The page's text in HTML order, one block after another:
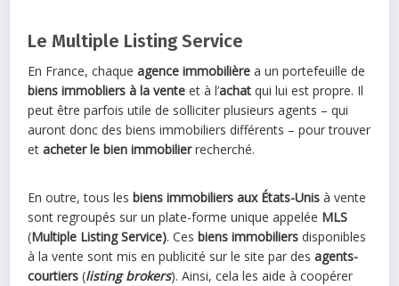
Le Multiple Listing Service
En France, chaque agence immobilière a un portefeuille de
biens immobliers à la vente et à l’achat qui lui est propre. Il
peut être parfois utile de solliciter plusieurs agents – qui
auront donc des biens immobiliers différents – pour trouver
etacheter le bien immobilierrecherché.
En outre, tous lesbiens immobiliers aux États-Unis à vente
sont regroupés sur un plate-forme unique appelée MLS
(Multiple Listing Service). Cesbiens immobiliers disponibles
à la vente sont mis en publicité sur le site par desagents-
courtiers (listing brokers). Ainsi, cela les aide à coopérer